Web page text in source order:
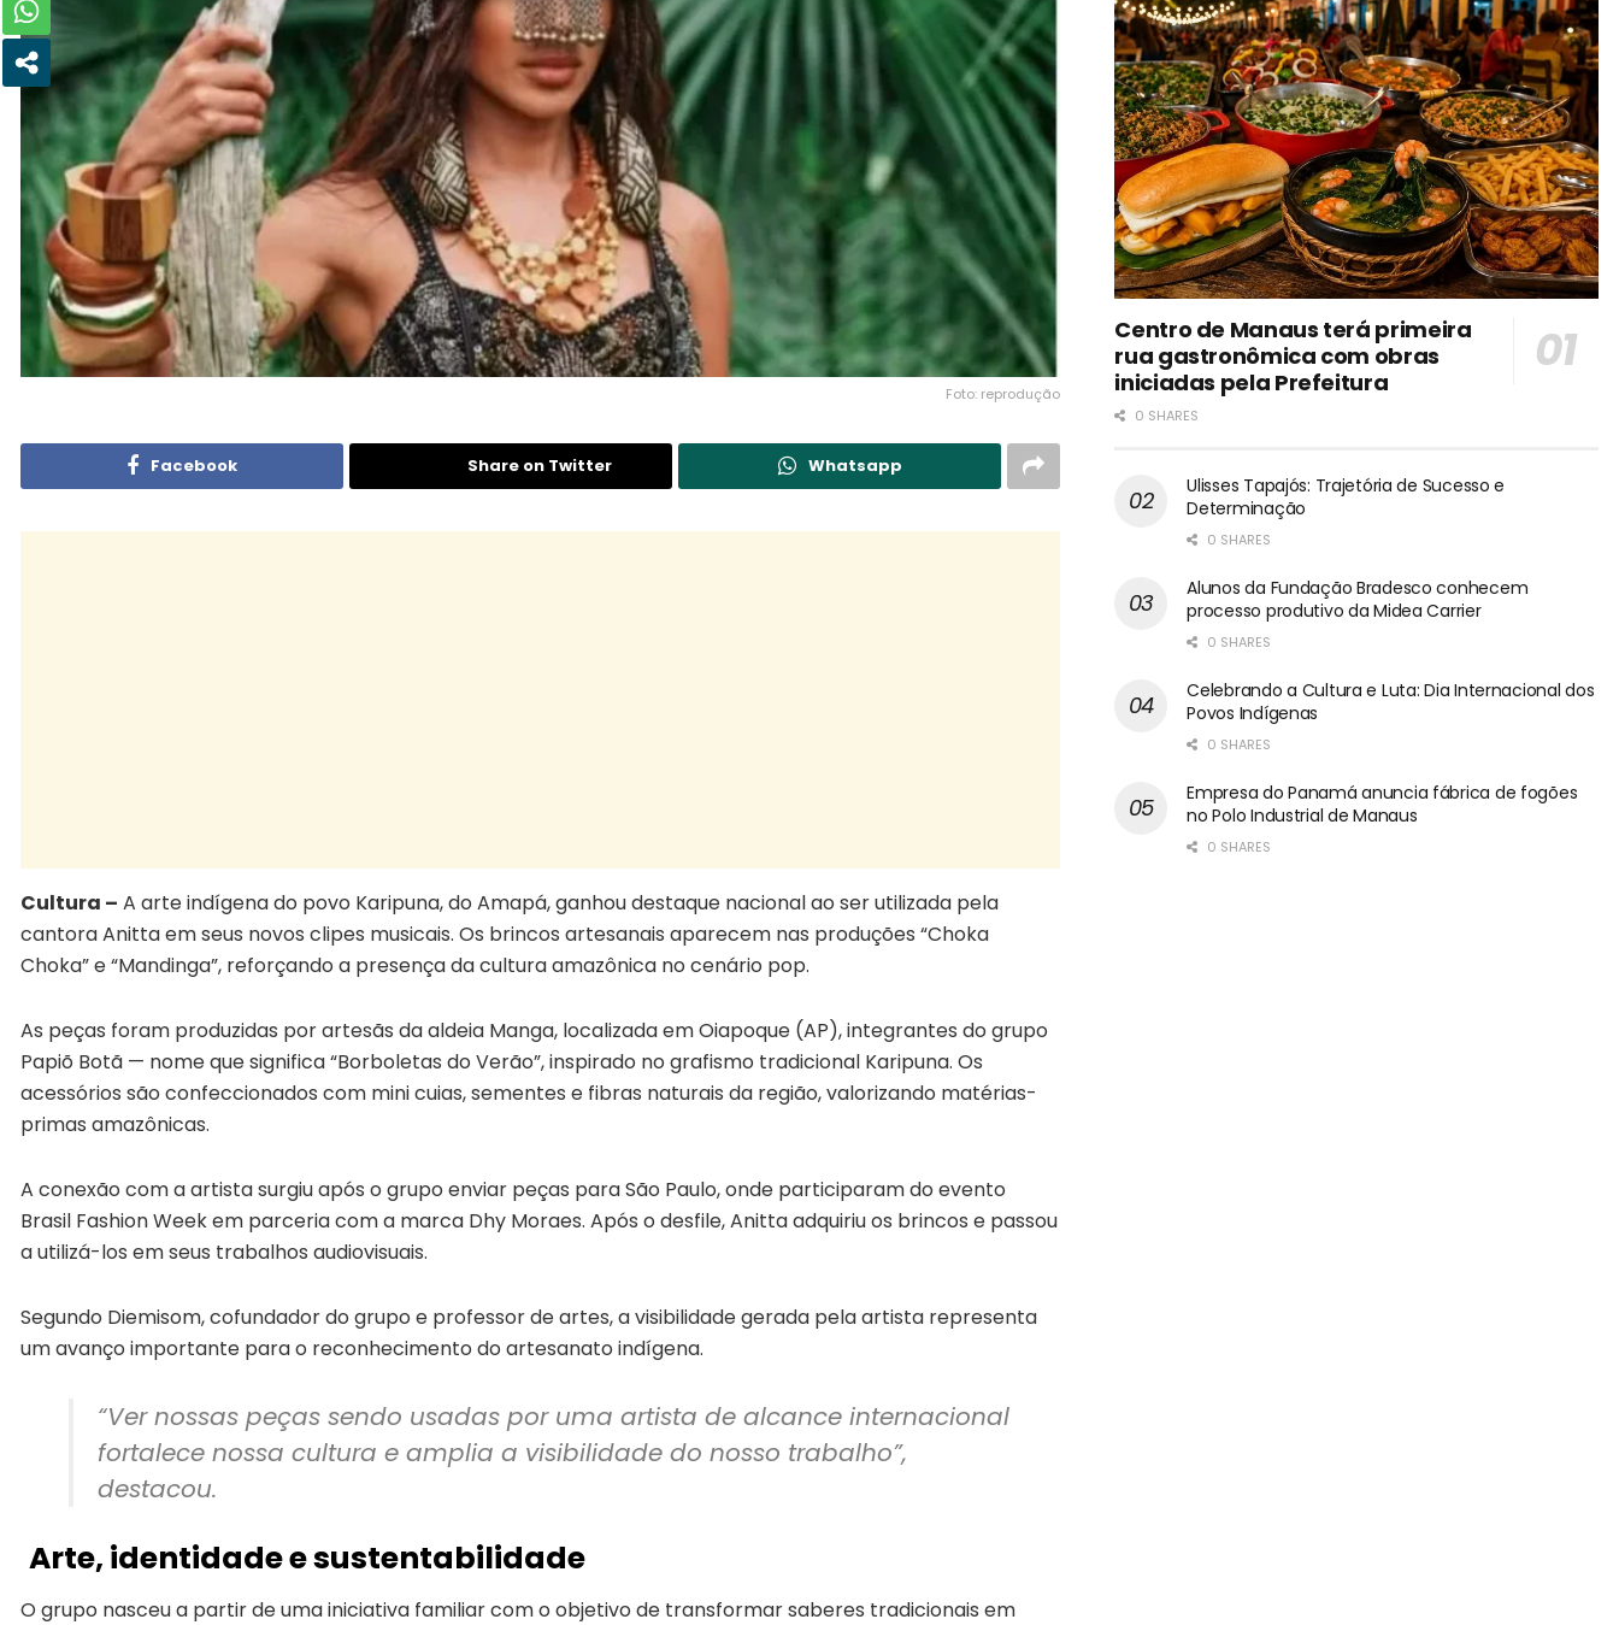
Foto: reprodução
Facebook Share on Twitter Whatsapp
Cultura – A arte indígena do povo Karipuna, do Amapá, ganhou destaque nacional ao ser utilizada pela
cantoraAnittaem seus novos clipes musicais. Os brincos artesanais aparecem nas produções “Choka
Choka” e “Mandinga”, reforçando a presença da cultura amazônica no cenário pop.
As peças foram produzidas por artesãs da aldeia Manga, localizada em Oiapoque (AP), integrantes do grupo
Papiõ Botã — nome que significa “Borboletas do Verão”, inspirado no grafismo tradicional Karipuna. Os
acessórios são confeccionados com mini cuias, sementes e fibras naturais da região, valorizando matérias-
primas amazônicas.
A conexão com a artista surgiu após o grupo enviar peças para São Paulo, onde participaram do evento
Brasil Fashion Weekem parceria com a marca Dhy Moraes. Após o desfile, Anitta adquiriu os brincos e passou
a utilizá-los em seus trabalhos audiovisuais.
Segundo Diemisom, cofundador do grupo e professor de artes, a visibilidade gerada pela artista representa
um avanço importante para o reconhecimento do artesanato indígena.
“Ver nossas peças sendo usadas por uma artista de alcance internacional
fortalece nossa cultura e amplia a visibilidade do nosso trabalho”,
destacou.
Arte, identidade e sustentabilidade
O grupo nasceu a partir de uma iniciativa familiar com o objetivo de transformar saberes tradicionais em
Centro de Manaus terá primeira
rua gastronômica com obras
iniciadas pela Prefeitura
0 SHARES
Ulisses Tapajós: Trajetória de Sucesso e
Determinação
0 SHARES
Alunos da Fundação Bradesco conhecem
processo produtivo da Midea Carrier
0 SHARES
Celebrando a Cultura e Luta: Dia Internacional dos
Povos Indígenas
0 SHARES
Empresa do Panamá anuncia fábrica de fogões
no Polo Industrial de Manaus
0 SHARES